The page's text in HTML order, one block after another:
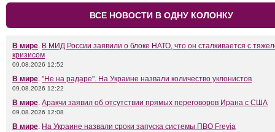
ВСЕ НОВОСТИ В ОДНУ КОЛОНКУ
В мире. В МИД России заявили о блоке НАТО, что он сталкивается с
кризисом
09.08.2026 12:52
В мире. "Не на радаре". На Украине назвали количество уклонистов
09.08.2026 12:22
В мире. Аракчи заявил об отсутствии прямых переговоров Ирана с США
09.08.2026 12:08
В мире. На Украине назвали сроки запуска системы ПВО Freyja